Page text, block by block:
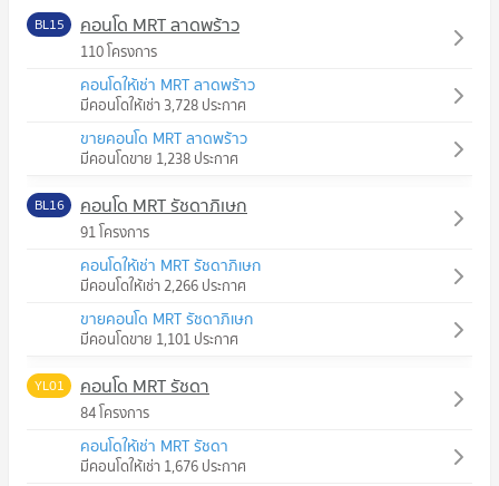
BL15 คอนโด MRT ลาดพร้าว
110 โครงการ
คอนโดให้เช่า MRT ลาดพร้าว
มีคอนโดให้เช่า 3,728 ประกาศ
ขายคอนโด MRT ลาดพร้าว
มีคอนโดขาย 1,238 ประกาศ
BL16 คอนโด MRT รัชดาภิเษก
91 โครงการ
คอนโดให้เช่า MRT รัชดาภิเษก
มีคอนโดให้เช่า 2,266 ประกาศ
ขายคอนโด MRT รัชดาภิเษก
มีคอนโดขาย 1,101 ประกาศ
YL01 คอนโด MRT รัชดา
84 โครงการ
คอนโดให้เช่า MRT รัชดา
มีคอนโดให้เช่า 1,676 ประกาศ